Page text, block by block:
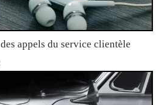
appels du service clientèle